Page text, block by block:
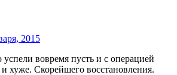
2015
успели вовремя пусть и с операцией
хуже. Скорейшего восстановления.